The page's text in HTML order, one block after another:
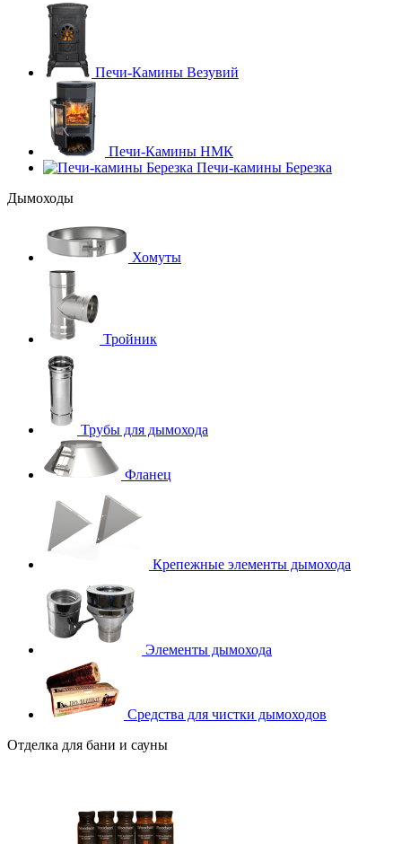
Печи-Камины Везувий
Печи-Камины НМК
Печи-камины Березка
Дымоходы
Хомуты
Тройник
Трубы для дымохода
Фланец
Крепежные элементы дымохода
Элементы дымохода
Средства для чистки дымоходов
Отделка для бани и сауны